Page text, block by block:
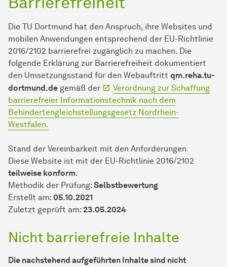
Die TU Dortmund hat den Anspruch, ihre Websites und
mobilen Anwendungen entsprechend der EU-Richtlinie
2016/2102 barrierefrei zugänglich zu machen. Die
folgende Erklärung zur Barrierefreiheit dokumentiert
den Umsetzungsstand für den Webauftritt qm.reha.tu-
dortmund.de gemäß der
Verordnung zur Schaffung
barrierefreier Informationstechnik nach dem
Behindertengleichstellungsgesetz Nordrhein-
Westfalen.
Stand der Vereinbarkeit mit den Anforderungen
Diese Website ist mit der EU-Richtlinie 2016/2102
teilweise konform.
Methodik der Prüfung: Selbstbewertung
Erstellt am: 05.10.2021
Zuletzt geprüft am: 23.05.2024
Nicht barrierefreie Inhalte
Die nachstehend aufgeführten Inhalte sind nicht